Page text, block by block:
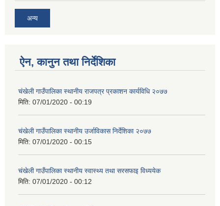
अन्य
ऐन, कानुन तथा निर्देशिका
चंखेली गाउँपालिका स्थानीय राजपत्र प्रकाशन कार्यविधि २०७७
मिति: 07/01/2020 - 00:19
चंखेली गाउँपालिका स्थानीय उर्जाविकास निर्देशिका २०७७
मिति: 07/01/2020 - 00:15
चंखेली गाउँपालिका स्थानीय स्वास्थ्य तथा सरसफाइ विध्ययेक
मिति: 07/01/2020 - 00:12